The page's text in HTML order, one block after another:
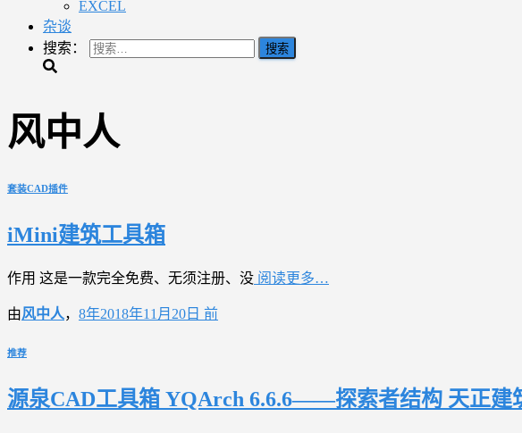
EXCEL
杂谈
搜索：
风中人
套装CAD插件
iMini建筑工具箱
作用 这是一款完全免费、无须注册、没 阅读更多…
由风中人， 8年2018年11月20日 前
推荐
源泉CAD工具箱 YQArch 6.6.6——探索者结构 天正建